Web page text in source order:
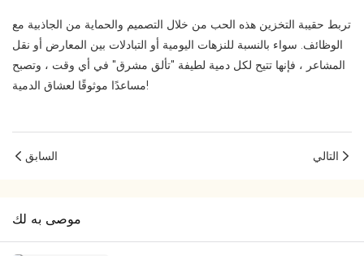
تربط حقيبة التخزين هذه الحب من خلال التصميم والحماية من الجاذبية مع
الوظائف. سواء بالنسبة للنزهات اليومية أو التبادلات بين المعارض أو نقل
المشاعر ، فإنها تتيح لكل دمية لطيفة "تألق مشرق" في أي وقت ، وتصبح
مساعدًا موثوقًا لعشاق الدمية!
السابق التالي
موصى به لك